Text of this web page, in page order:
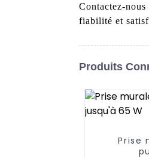
Contactez-
fiabilité et
Produits
Prise